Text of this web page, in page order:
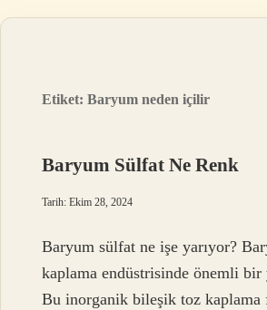
Etiket:Baryum neden içilir
Baryum Sülfat Ne Renk
Tarih: Ekim 28, 2024
Baryum sülfat ne işe yarıyor?
kaplama endüstrisinde önemli bir
Bu inorganik bileşik toz kaplama